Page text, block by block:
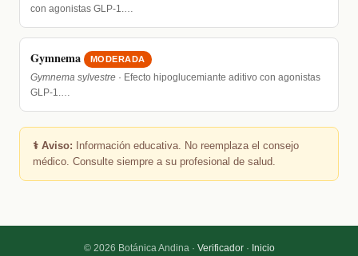
con agonistas GLP-1.…
Gymnema MODERADA
Gymnema sylvestre· Efecto hipoglucemiante aditivo con agonistas
GLP-1.…
⚕️ Aviso: Información educativa. No reemplaza el consejo
médico. Consulte siempre a su profesional de salud.
© 2026 Botánica Andina · Verificador· Inicio